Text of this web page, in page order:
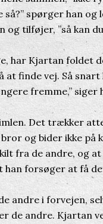
spørger han og
og tilføjer, ”så kan
har Kjartan foldet
finde vej. Så
fremme,” siger
Det trækker
og bider ikke
fra de andre, og
han forsøger at få
andre i forvejen,
de andre. Kjartan